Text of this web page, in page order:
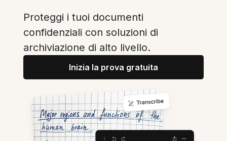
Proteggi i tuoi documenti
confidenziali con soluzioni di
archiviazione di alto livello.
Inizia la prova gratuita